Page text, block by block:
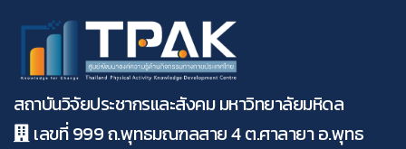
สถาบันวิจัยประชากรและสังคม มหาวิทยาลัยมหิดล
เลขที่ 999 ถ.พุทธมณฑลสาย 4 ต.ศาลายา อ.พุทธ